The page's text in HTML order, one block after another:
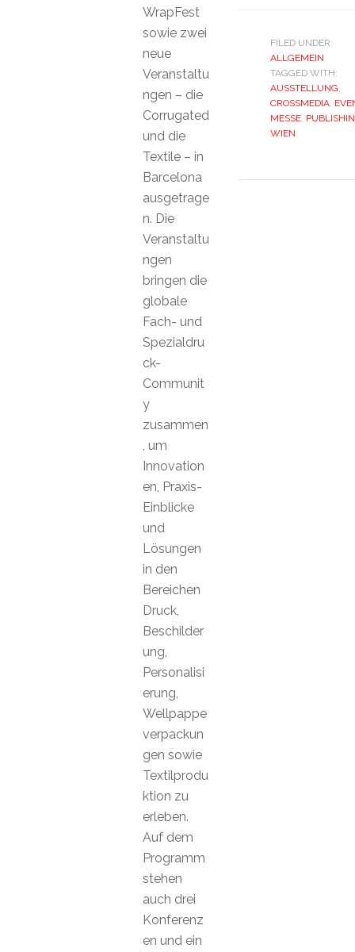
FILED UNDER:
ALLGEMEIN
TAGGED WITH:
AUSSTELLUNG,
CROSSMEDIA,
MESSE,
WIEN
WrapFest
sowie zwei
neue
Veranstaltu
ngen – die
Corrugated
und die
Textile – in
Barcelona
ausgetrage
n. Die
Veranstaltu
ngen
bringen die
globale
Fach- und
Spezialdru
ck-
Communit
y
zusammen
, um
Innovation
en, Praxis-
Einblicke
und
Lösungen
in den
Bereichen
Druck,
Beschilder
ung,
Personalisi
erung,
Wellpappe
verpackun
gen sowie
Textilprodu
ktion zu
erleben.
Auf dem
Programm
stehen
auch drei
Konferenz
en und ein